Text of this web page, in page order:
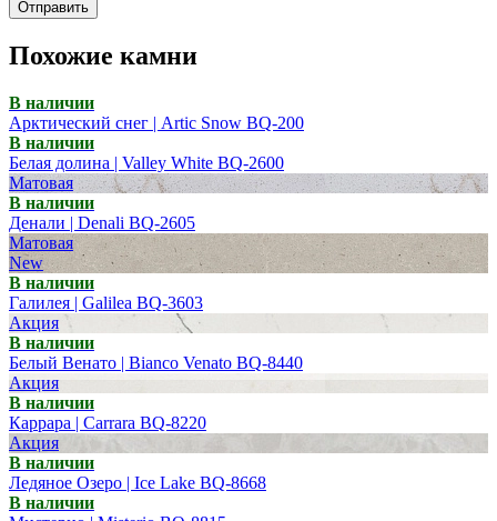
Отправить
Похожие камни
В наличии
Арктический снег | Artic Snow BQ-200
В наличии
Белая долина | Valley White BQ-2600
Матовая
В наличии
Денали | Denali BQ-2605
Матовая
New
В наличии
Галилея | Galilea BQ-3603
Акция
В наличии
Белый Венато | Bianco Venato BQ-8440
Акция
В наличии
Каррара | Carrara BQ-8220
Акция
В наличии
Ледяное Озеро | Ice Lake BQ-8668
В наличии